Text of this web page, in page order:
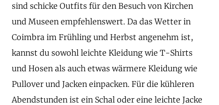
sind schicke Outfits für den Besuch von Kirchen
und Museen empfehlenswert. Da das Wetter in
Coimbra im Frühling und Herbst angenehm ist,
kannst du sowohl leichte Kleidung wie T-Shirts
und Hosen als auch etwas wärmere Kleidung wie
Pullover und Jacken einpacken. Für die kühleren
Abendstunden ist ein Schal oder eine leichte Jacke